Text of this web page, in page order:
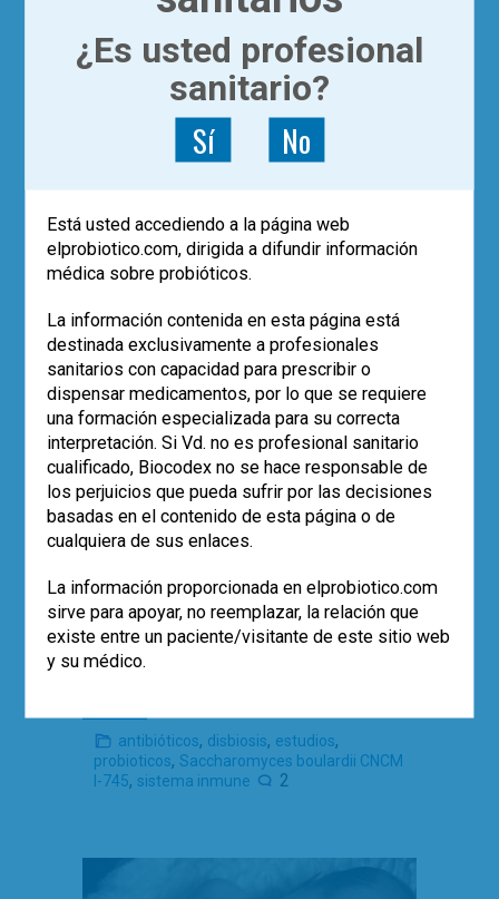
Probióticos y antibióticos
Dr. Francisco Guarner
Está demostrado que durante el
consumo de antibióticos hay pérdida de
riqueza y diversidad en la microbiota
intestinal y sobrecrecimiento de
especies resistentes que distorsionan el
ecosistema. El uso de probióticos
no solo previene la diarrea, sino que,
sobre todo, puede mitigar la disbiosis y
favorecer la pronta recuperación del
ecosistema.
antibióticos, disbiosis, estudios,
probioticos, Saccharomyces boulardii CNCM
I-745, sistema inmune 2
¿Es usted profesional
sanitario?
Sí No
Está usted accediendo a la página web
elprobiotico.com, dirigida a difundir información
médica sobre probióticos.
La información contenida en esta página está
destinada exclusivamente a profesionales
sanitarios con capacidad para prescribir o
dispensar medicamentos, por lo que se requiere
una formación especializada para su correcta
interpretación. Si Vd. no es profesional sanitario
cualificado, Biocodex no se hace responsable de
los perjuicios que pueda sufrir por las decisiones
basadas en el contenido de esta página o de
cualquiera de sus enlaces.
La información proporcionada en elprobiotico.com
sirve para apoyar, no reemplazar, la relación que
existe entre un paciente/visitante de este sitio web
y su médico.